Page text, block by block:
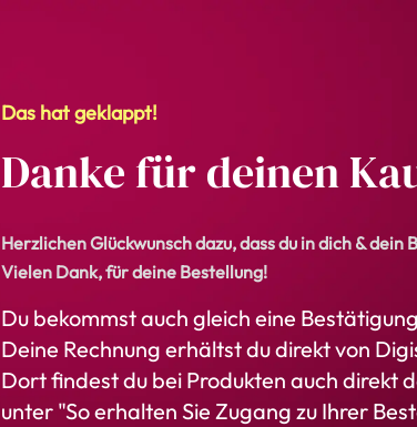
Das hat geklappt!
Danke für deinen
Herzlichen Glückwunsch dazu, dass du in dich & dein
Vielen Dank, für deine Bestellung!
Du bekommst auch gleich eine
Deine Rechnung erhältst du direkt von
Dort findest du bei Produkten auch direkt
unter "So erhalten Sie Zugang zu Ihrer